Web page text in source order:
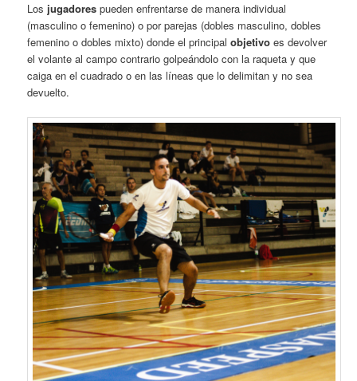
Los jugadores pueden enfrentarse de manera individual
(masculino o femenino) o por parejas (dobles masculino, dobles
femenino o dobles mixto) donde el principalobjetivo es devolver
el volante al campo contrario golpeándolo con la raqueta y que
caiga en el cuadrado o en las líneas que lo delimitan y no sea
devuelto.